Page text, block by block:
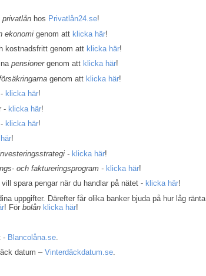
privatlån hos Privatlån24.se!
ekonomi genom att klicka här!
kostnadsfritt genom att klicka här!
pensionergenom att klicka här!
genom att klicka här!
klicka här!
- klicka här!
- klicka här!
!
- klicka här!
och faktureringsprogram - klicka här!
spara pengar när du handlar på nätet - klicka här!
uppgifter. Därefter får olika banker bjuda på hur låg ränta
! Förbolån klicka här!
- Blancolåna.se
datum –Vinterdäckdatum.se